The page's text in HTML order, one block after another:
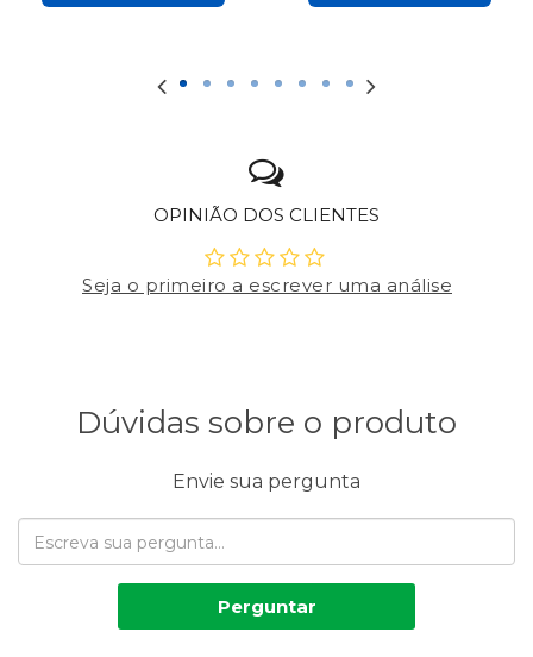
OPINIÃO DOS CLIENTES
Seja o primeiro a escrever uma análise
Dúvidas sobre o produto
Envie sua pergunta
Perguntar